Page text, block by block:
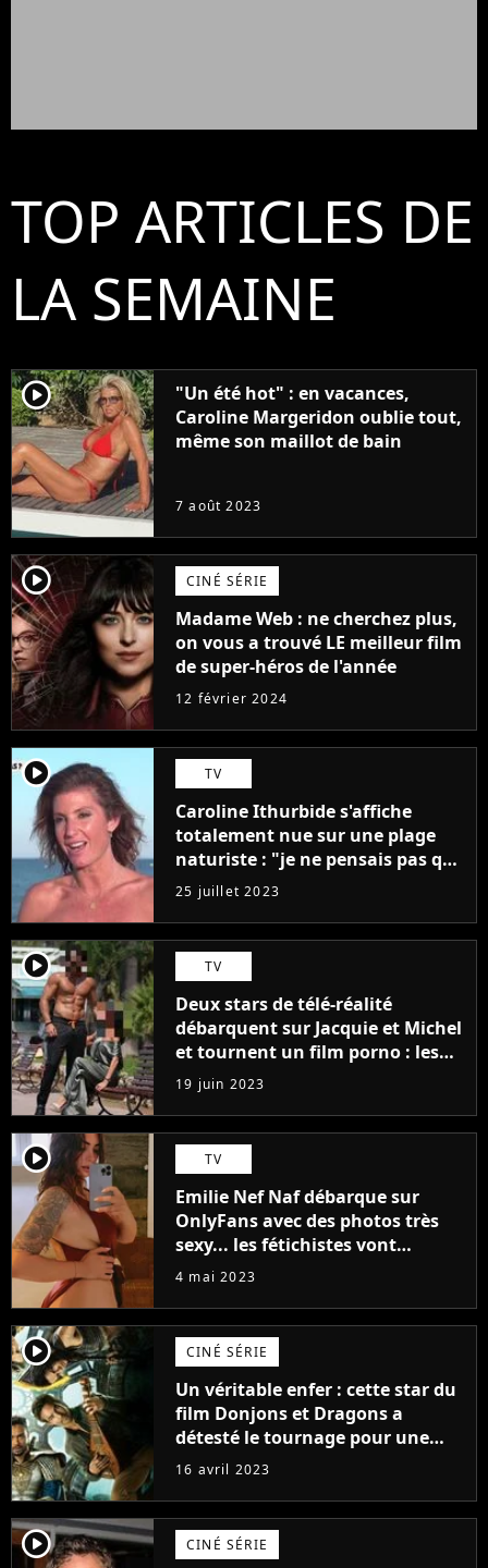
TOP ARTICLES DE
LA SEMAINE
player2
"Un été hot" : en vacances,
Caroline Margeridon oublie tout,
même son maillot de bain
7 août 2023
player2 CINÉ SÉRIE
Madame Web : ne cherchez plus,
on vous a trouvé LE meilleur film
de super-héros de l'année
12 février 2024
player2 TV
Caroline Ithurbide s'affiche
totalement nue sur une plage
naturiste : "je ne pensais pas que
j'arriverais à le faire..."
25 juillet 2023
player2 TV
Deux stars de télé-réalité
débarquent sur Jacquie et Michel
et tournent un film porno : les
premières images du tournage
(exclu)
19 juin 2023
player2 TV
Emilie Nef Naf débarque sur
OnlyFans avec des photos très
sexy... les fétichistes vont
prendre leur pied !
4 mai 2023
player2 CINÉ SÉRIE
Un véritable enfer : cette star du
film Donjons et Dragons a
détesté le tournage pour une
raison très spéciale
16 avril 2023
player2 CINÉ SÉRIE